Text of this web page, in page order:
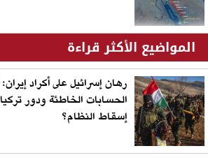
المواضيع الأكثر قراءة
رهان إسرائيل على أكراد
الحسابات الخاطئة ودور
إسقاط النظام؟